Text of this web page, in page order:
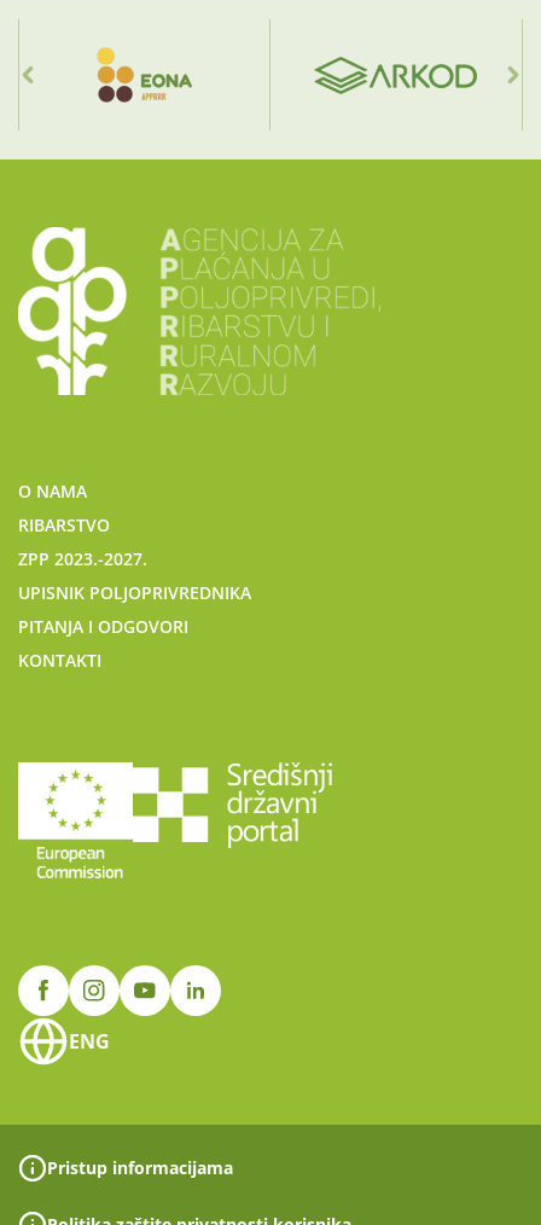
O NAMA
RIBARSTVO
ZPP 2023.-2027.
UPISNIK POLJOPRIVREDNIKA
PITANJA I ODGOVORI
KONTAKTI
ENG
Pristup informacijama